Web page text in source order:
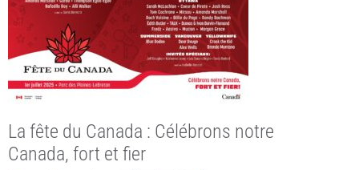
La fête du Canada : Célébrons notre
Canada, fort et fier